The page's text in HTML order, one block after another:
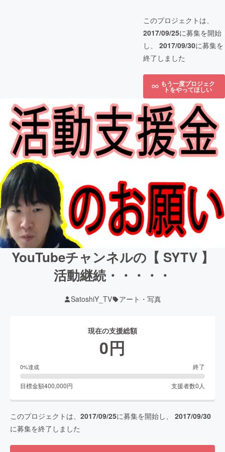
このプロジェクトは、
2017/09/25に募集を開始
し、 2017/09/30に募集を
終了しました
もう一度プロジェク
トをやってほしい
YouTubeチャンネルの【 SYTV 】
活動継続・・・・・
SatoshiY_TV アート・写真
現在の支援総額
0円
0%達成 終了
目標金額400,000円 支援者数0 人
このプロジェクトは、 2017/09/25に募集を開始し、 2017/09/30
に募集を終了しました